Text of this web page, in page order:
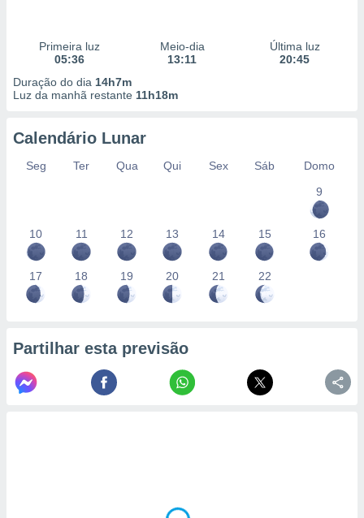
Primeira luz
05:36
Meio-dia
13:11
Última luz
20:45
Duração do dia 14h7m
Luz da manhã restante 11h18m
Calendário Lunar
Seg Ter Qua Qui Sex Sáb
Domo
9
10 11 12 13 14 15 16
17 18 19 20 21 22
Partilhar esta previsão